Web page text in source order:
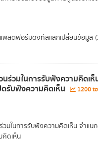
ลตฟอร์มดิจิทัลแลกเปลี่ยนข้อมูล
ร่วมในการรับฟังความคิดเ
รับฟังความคิดเห็น 1200
วมในการรับฟังความคิดเห็น จำแน
คิดเห็น